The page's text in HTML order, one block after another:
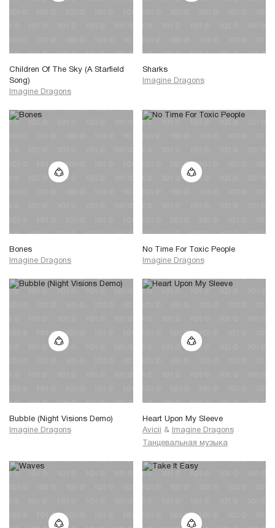
Children Of The Sky (A Starfield
Song)
Imagine Dragons
Sharks
Imagine Dragons
Bones
Imagine Dragons
No Time For Toxic People
Imagine Dragons
Bubble (Night Visions Demo)
Imagine Dragons
Heart Upon My Sleeve
Avicii &
Imagine Dragons
Танцевальная музыка